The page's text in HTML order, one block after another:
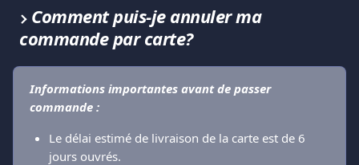
Comment puis-je annuler ma
commande par carte?
Informations importantes avant de passer
commande :
Le délai estimé de livraison de la carte est de 6
jours ouvrés.